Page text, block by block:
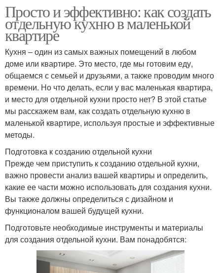
Просто и эффективно: как создать
отдельную кухню в маленькой
квартире
Кухня – один из самых важных помещений в любом
доме или квартире. Это место, где мы готовим еду,
общаемся с семьей и друзьями, а также проводим много
времени. Но что делать, если у вас маленькая квартира,
и место для отдельной кухни просто нет? В этой статье
мы расскажем вам, как создать отдельную кухню в
маленькой квартире, используя простые и эффективные
методы.
Подготовка к созданию отдельной кухни
Прежде чем приступить к созданию отдельной кухни,
важно провести анализ вашей квартиры и определить,
какие ее части можно использовать для создания кухни.
Вы также должны определиться с дизайном и
функционалом вашей будущей кухни.
Подготовьте необходимые инструменты и материалы
для создания отдельной кухни. Вам понадобятся: